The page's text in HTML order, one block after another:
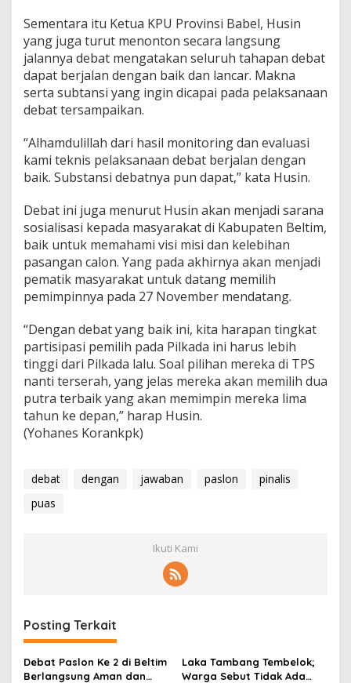
Sementara itu Ketua KPU Provinsi Babel, Husin
yang juga turut menonton secara langsung
jalannya debat mengatakan seluruh tahapan debat
dapat berjalan dengan baik dan lancar. Makna
serta subtansi yang ingin dicapai pada pelaksanaan
debat tersampaikan.
“Alhamdulillah dari hasil monitoring dan evaluasi
kami teknis pelaksanaan debat berjalan dengan
baik. Substansi debatnya pun dapat,” kata Husin.
Debat ini juga menurut Husin akan menjadi sarana
sosialisasi kepada masyarakat di Kabupaten Beltim,
baik untuk memahami visi misi dan kelebihan
pasangan calon. Yang pada akhirnya akan menjadi
pematik masyarakat untuk datang memilih
pemimpinnya pada 27 November mendatang.
“Dengan debat yang baik ini, kita harapan tingkat
partisipasi pemilih pada Pilkada ini harus lebih
tinggi dari Pilkada lalu. Soal pilihan mereka di TPS
nanti terserah, yang jelas mereka akan memilih dua
putra terbaik yang akan memimpin mereka lima
tahun ke depan,” harap Husin.
(Yohanes Korankpk)
debat dengan jawaban paslon
pinalis
puas
Ikuti Kami
Posting Terkait
Debat Paslon Ke 2 di Beltim
Berlangsung Aman dan
Laka Tambang Tembelok;
Warga Sebut Tidak Ada